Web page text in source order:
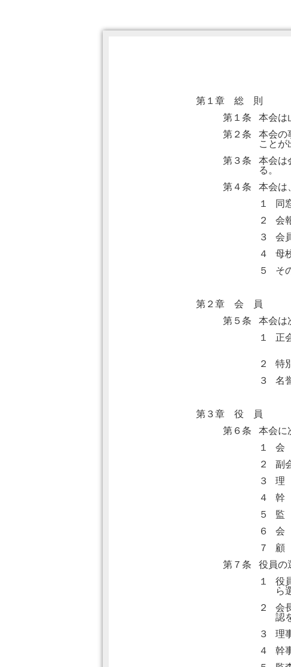
第１章 総 則
第１条
本会は
第２条
本会の
ことが
第３条
本会は
る。
第４条
本会は
１
同
２
会
３
会
４
母
５
そ
第２章 会 員
第５条
本会は
１
正
２
特
３
名
第３章 役 員
第６条
本会に
１
会
２
副
３
理
４
幹
５
監
６
会
７
顧
第７条
役員の
１
役
ら
２
会
認
３
理
４
幹